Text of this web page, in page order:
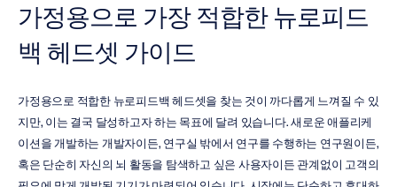
가정용으로 가장 적합한 뉴로피드
백 헤드셋 가이드
가정용으로 적합한 뉴로피드백 헤드셋을 찾는 것이 까다롭게 느껴질 수 있
지만, 이는 결국 달성하고자 하는 목표에 달려 있습니다. 새로운 애플리케
이션을 개발하는 개발자이든, 연구실 밖에서 연구를 수행하는 연구원이든,
혹은 단순히 자신의 뇌 활동을 탐색하고 싶은 사용자이든 관계없이 고객의